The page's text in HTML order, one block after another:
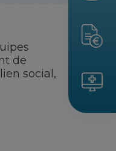
de
social,